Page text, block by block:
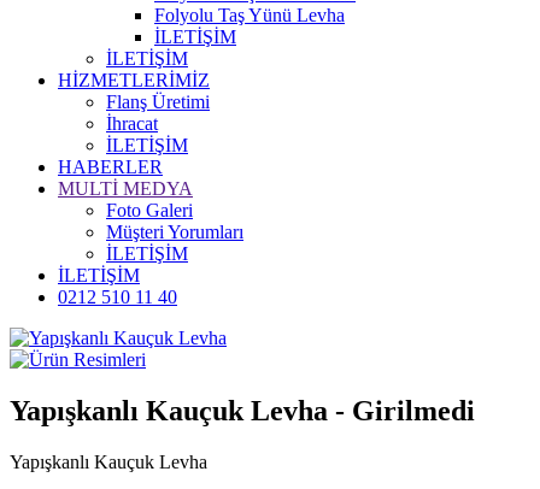
Folyolu Taş Yünü Levha
İLETİŞİM
İLETİŞİM
HİZMETLERİMİZ
Flanş Üretimi
İhracat
İLETİŞİM
HABERLER
MULTİ MEDYA
Foto Galeri
Müşteri Yorumları
İLETİŞİM
İLETİŞİM
0212 510 11 40
Yapışkanlı Kauçuk Levha - Girilmedi
Yapışkanlı Kauçuk Levha